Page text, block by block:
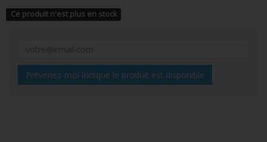
Ce produit n'est plus en stock
Prévenez-moi lorsque le produit est disponible